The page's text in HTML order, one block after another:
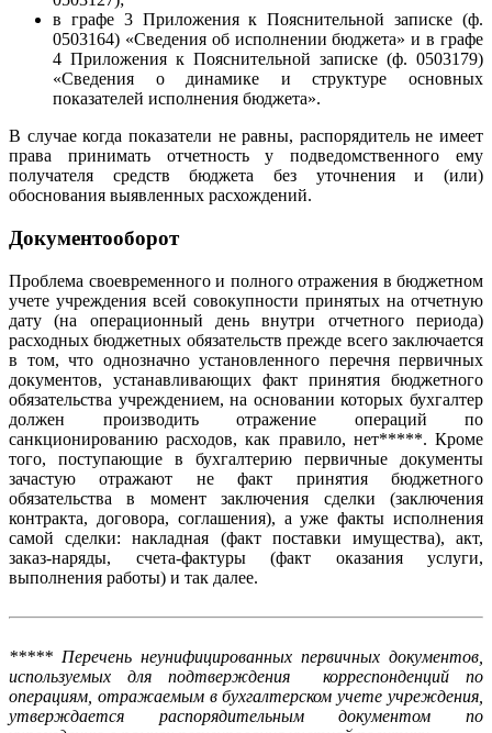
в графе 3 Приложения к Пояснительной записке (ф.
0503164) «Сведения об исполнении бюджета» и в графе
4 Приложения к Пояснительной записке (ф. 0503179)
«Сведения о динамике и структуре основных
показателей исполнения бюджета».
В случае когда показатели не равны, распорядитель не имеет
права принимать отчетность у подведомственного ему
получателя средств бюджета без уточнения и (или)
обоснования выявленных расхождений.
Документооборот
Проблема своевременного и полного отражения в бюджетном
учете учреждения всей совокупности принятых на отчетную
дату (на операционный день внутри отчетного периода)
расходных бюджетных обязательств прежде всего заключается
в том, что однозначно установленного перечня первичных
документов, устанавливающих факт принятия бюджетного
обязательства учреждением, на основании которых бухгалтер
должен производить отражение операций по
санкционированию расходов, как правило, нет*****. Кроме
того, поступающие в бухгалтерию первичные документы
зачастую отражают не факт принятия бюджетного
обязательства в момент заключения сделки (заключения
контракта, договора, соглашения), а уже факты исполнения
самой сделки: накладная (факт поставки имущества), акт,
заказ-наряды, счета-фактуры (факт оказания услуги,
выполнения работы) и так далее.
***** Перечень неунифицированных первичных документов,
используемых для подтверждения корреспонденций по
операциям, отражаемым в бухгалтерском учете учреждения,
утверждается распорядительным документом по